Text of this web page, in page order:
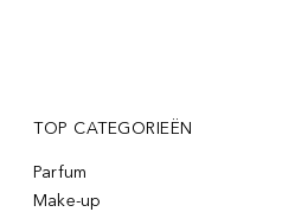
TOP CATEGORIEËN
Parfum
Make-up